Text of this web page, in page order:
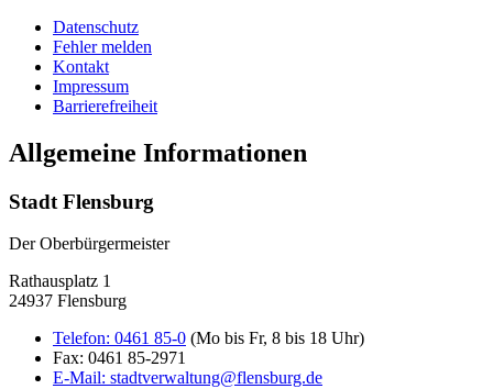
Datenschutz
Fehler melden
Kontakt
Impressum
Barrierefreiheit
Allgemeine Informationen
Stadt Flensburg
Der Oberbürgermeister
Rathausplatz 1
24937 Flensburg
Telefon: 0461 85-0 (Mo bis Fr, 8 bis 18 Uhr)
Fax: 0461 85-2971
E-Mail: stadtverwaltung@flensburg.de